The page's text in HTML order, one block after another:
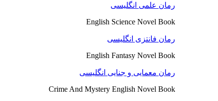
رمان علمی انگلیسی
English Science Novel Book
رمان فانتزی انگلیسی
English Fantasy Novel Book
رمان معمایی و جنایی انگلیسی
Crime And Mystery English Novel Book